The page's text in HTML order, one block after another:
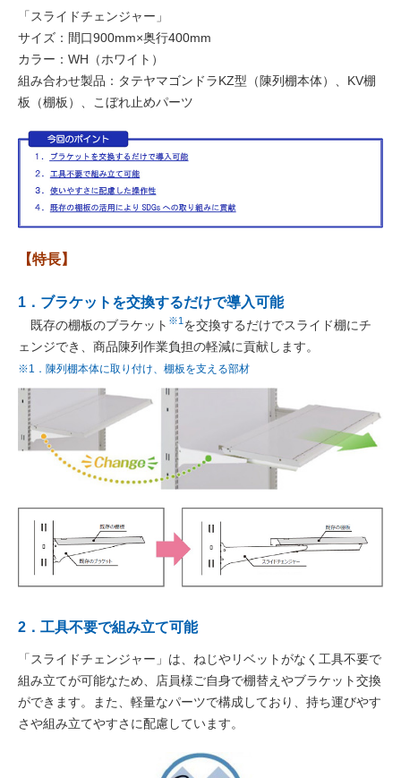
「スライドチェンジャー」
サイズ：間口900mm×奥行400mm
カラー：WH（ホワイト）
組み合わせ製品：タテヤマゴンドラKZ型（陳列棚本体）、KV棚
板（棚板）、こぼれ止めパーツ
【特長】
1．ブラケットを交換するだけで導入可能
既存の棚板のブラケット ※1 を交換するだけでスライド棚にチ
ェンジでき、商品陳列作業負担の軽減に貢献します。
※1．陳列棚本体に取り付け、棚板を支える部材
2．工具不要で組み立て可能
「スライドチェンジャー」は、ねじやリベットがなく工具不要で
組み立てが可能なため、店員様ご自身で棚替えやブラケット交換
ができます。また、軽量なパーツで構成しており、持ち運びやす
さや組み立てやすさに配慮しています。